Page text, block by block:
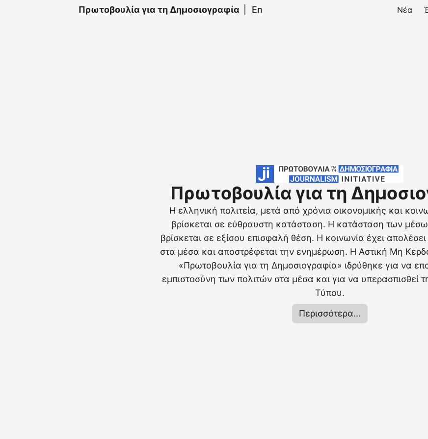
Πρωτοβουλία για τη Δημοσιογραφία En Νέα
Πρωτοβουλία για τη
Η ελληνική πολιτεία, μετά από χρόνια οικονομικής και
βρίσκεται σε εύθραυστη κατάσταση. Η κατάσταση των
βρίσκεται σε εξίσου επισφαλή θέση. Η κοινωνία έχει
στα μέσα και αποστρέφεται την ενημέρωση. Η Αστική Μη
«Πρωτοβουλία για τη Δημοσιογραφία» ιδρύθηκε για να
εμπιστοσύνη των πολιτών στα μέσα και για να υπερασπισθεί
Τύπου.
Περισσότερα...